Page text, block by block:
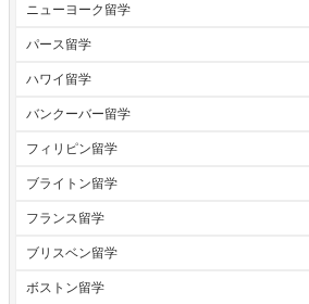
ニューヨーク留学
パース留学
ハワイ留学
バンクーバー留学
フィリピン留学
ブライトン留学
フランス留学
ブリスベン留学
ボストン留学